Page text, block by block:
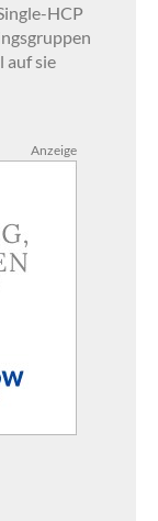
HCP
auf sie
Anzeige